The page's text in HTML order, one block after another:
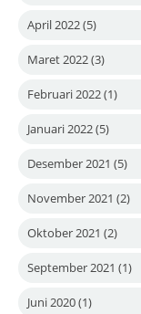
April 2022(5)
Maret 2022(3)
Februari 2022(1)
Januari 2022(5)
Desember 2021 (5)
November 2021 (2)
Oktober 2021 (2)
September 2021 (1)
Juni 2020(1)